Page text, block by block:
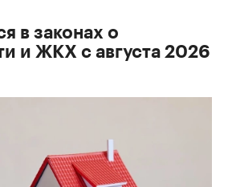
в законах о
и ЖКХ с августа 2026